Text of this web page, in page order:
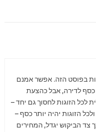
בפוסט הזה. אפשר אמנם
כסף לדירה, אבל כהצעת
לכל הזוגות לחסוך גם יחד –
הזוגות יהיה יותר כסף –
צד הביקוש יגדל, המחירים